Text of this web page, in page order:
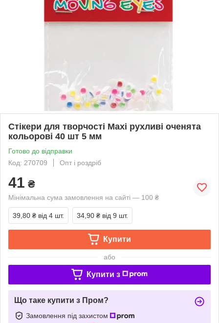
Стікери для творчості Maxi рухливі оченята
кольорові 40 шт 5 мм
Готово до відправки
Код: 270709
Опт і роздріб
41 ₴
Мінімальна сума замовлення на сайті — 100 ₴
39,80 ₴ від 4 шт. 34,90 ₴ від 9 шт.
Купити
або
Купити з
Що таке купити з Пром?
Замовлення під захистом